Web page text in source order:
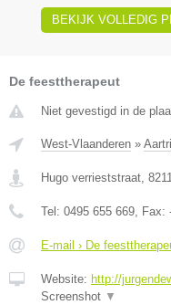
BEKIJK VOLLEDIG
De feesttherapeut
Niet gevestigd in de
West-Vlaanderen »
Hugo verrieststraat 8211
Tel: 0495 655 669 , Fax:
E-mail › De
Website: http://
Screenshot ▼